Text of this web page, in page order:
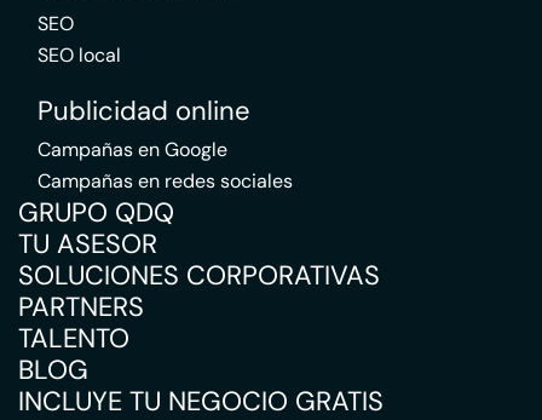
SEO
SEO local
Publicidad online
Campañas en Google
Campañas en redes sociales
GRUPO QDQ
TU ASESOR
SOLUCIONES CORPORATIVAS
PARTNERS
TALENTO
BLOG
INCLUYE TU NEGOCIO GRATIS